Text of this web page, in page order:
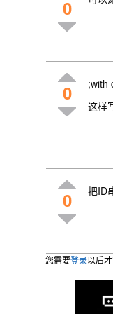
0
0
;with
这样
0 把ID
您需要登录以后